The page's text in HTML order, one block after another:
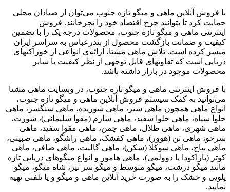
با فروش آنلاین ماهی و میگو تازه جنوب می‌توان از صیادان محلی
حمایت کرد تا بتوانند چرخ اقتصاد خود را بچرخانند. فروش
اینترنتی ماهی و میگو تازه جنوب، محصولات درجه یک را با تضمین
کیفیت و ضمانت بازگشت محصول از بندرعباس به سراسر ایران
میسر کرده است. تلاش ماهی مشتا، ارائه‌ی انواعی از خوراکیهای
دریایی است که تفاوتهای قابل توجهی از نظر کیفیت با سایر
محصولات موجود در بازار داشته باشد.
با فروش اینترنتی ماهی و میگو تازه جنوب، در وبسایت ماهی مشتا
می‌توانید به کمک سیستم فروش آنلاین ماهی و میگو تازه جنوب،
انواع ماهی همچون ماهی شیر، ماهی شوریده، ماهی سنگسر، ماهی
حلوا سیاه، ماهی حلوا سفید، ماهی سارم (مقوا سلیمانی)، شورت،
ماهی شهری، ماهی طلال، ماهی چمن، ماهی مقوا سفید، ماهی
سرخو، ماهی تن (هوور)، ماهی کفشک، ماهی راشگو، ماهی صبیتی،
ماهی بیاح، ماهی سوکلا (سکن)، ماهی گالیت، ماهی صافی، ماهی
کوتر (باراکودا یا دوولمی)، ماهی هامور و انواع میگوهای دریایی تازه
مانند میگو درشت، میگو متوسط و میگو سر تیز، شاه میگو، میگو
پلویی و خشک را به صورت خرید آنلاین ماهی و میگو و یا تلفنی تهیه
نمایید.